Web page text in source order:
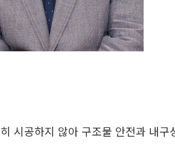
시공하지 않아 구조물 안전과 내구